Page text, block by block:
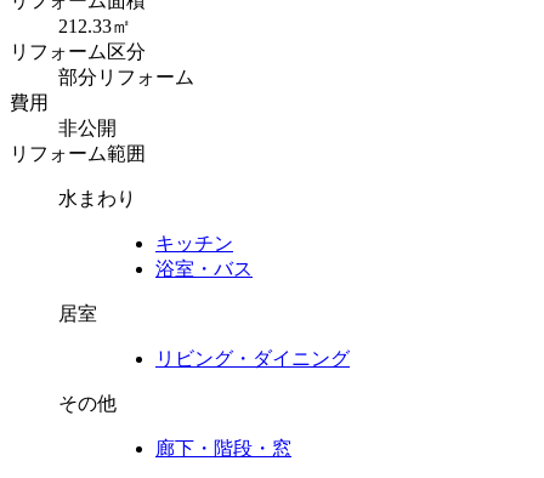
212.33㎡
リフォーム区分
部分リフォーム
費用
非公開
リフォーム範囲
水まわり
キッチン
浴室・バス
居室
リビング・ダイニング
その他
廊下・階段・窓